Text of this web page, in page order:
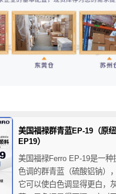
美国福禄群青蓝EP-19（原
EP19）
美国福禄Ferro EP-19是一种
色调的群青蓝（硫酸铝钠）
它可以使白色调显得更白，